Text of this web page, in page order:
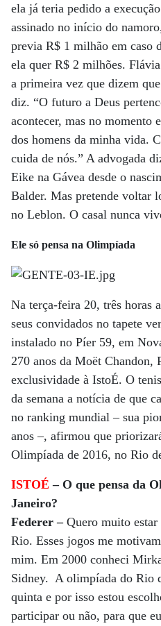
ela já teria pedido a
assinado no início do
previa R$ 1 milhão em caso
ela quer R$ 2 milhões.
a primeira vez que dizem
diz. “O futuro a Deus
acontecer, mas no momento
dos homens da minha vida.
cuida de nós.” A advogada
Eike na Gávea desde o
Balder. Mas pretende voltar
no Leblon. O casal nunca
Ele só pensa na Olimpíada
Na terça-feira 20, três horas
seus convidados no tapete
instalado no Píer 59, em
270 anos da Moët Chandon,
exclusividade à IstoÉ. O
da semana a notícia de que
no ranking mundial – sua
anos –, afirmou que
Olimpíada de 2016, no Rio
ISTOÉ– O que pensa da
Janeiro?
Federer –Quero muito estar
Rio. Esses jogos me
mim. Em 2000 conheci
Sidney. A olimpíada do Rio
quinta e por isso estou
participar ou não, para que